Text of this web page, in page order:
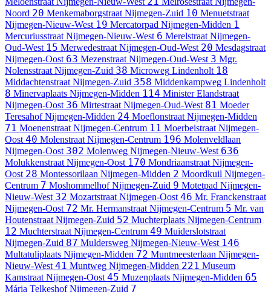
Noord 20 Menkemaborgstraat Nijmegen-Zuid 10 Menuetstraat
Nijmegen-Nieuw-West 19 Mercatorpad Nijmegen-Midden 1
Mercuriusstraat Nijmegen-Nieuw-West 6 Merelstraat Nijmegen-
Oud-West 15 Merwedestraat Nijmegen-Oud-West 20 Mesdagstraat
Nijmegen-Oost 63 Mezenstraat Nijmegen-Oud-West 3 Mgr.
Nolensstraat Nijmegen-Zuid 38 Microweg Lindenholt 18
Middachtenstraat Nijmegen-Zuid 358 Middenkampweg Lindenholt
8 Minervaplaats Nijmegen-Midden 114 Minister Elandstraat
Nijmegen-Oost 36 Mirtestraat Nijmegen-Oud-West 81 Moeder
Teresahof Nijmegen-Midden 24 Moeflonstraat Nijmegen-Midden
71 Moenenstraat Nijmegen-Centrum 11 Moerbeistraat Nijmegen-
Oost 40 Molenstraat Nijmegen-Centrum 196 Molenveldlaan
Nijmegen-Oost 302 Molenweg Nijmegen-Nieuw-West 636
Molukkenstraat Nijmegen-Oost 170 Mondriaanstraat Nijmegen-
Oost 28 Montessorilaan Nijmegen-Midden 2 Moordkuil Nijmegen-
Centrum 7 Moshommelhof Nijmegen-Zuid 9 Motetpad Nijmegen-
Nieuw-West 32 Mozartstraat Nijmegen-Oost 46 Mr. Franckenstraat
Nijmegen-Oost 72 Mr. Hermanstraat Nijmegen-Centrum 5 Mr. van
Houtenstraat Nijmegen-Zuid 52 Muchterplaats Nijmegen-Centrum
12 Muchterstraat Nijmegen-Centrum 49 Muiderslotstraat
Nijmegen-Zuid 87 Muldersweg Nijmegen-Nieuw-West 146
Multatuliplaats Nijmegen-Midden 72 Muntmeesterlaan Nijmegen-
Nieuw-West 41 Muntweg Nijmegen-Midden 221 Museum
Kamstraat Nijmegen-Oost 45 Muzenplaats Nijmegen-Midden 65
Mária Telkeshof Nijmegen-Zuid 7